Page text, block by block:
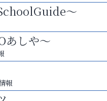
～
あしや～
報